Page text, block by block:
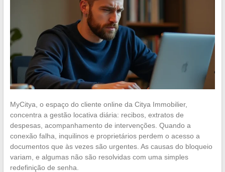
MyCitya, o espaço do cliente online da Citya Immobilier,
concentra a gestão locativa diária: recibos, extratos de
despesas, acompanhamento de intervenções. Quando a
conexão falha, inquilinos e proprietários perdem o acesso a
documentos que às vezes são urgentes. As causas do bloqueio
variam, e algumas não são resolvidas com uma simples
redefinição de senha.